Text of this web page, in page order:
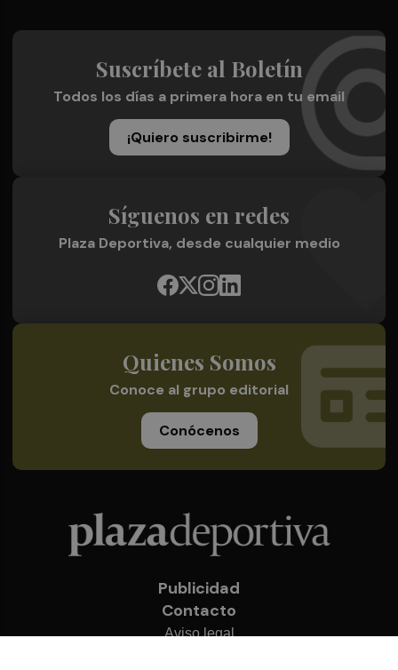
Suscríbete al Boletín
Todos los días a primera hora en tu email
¡Quiero suscribirme!
Síguenos en redes
Plaza Deportiva, desde cualquier medio
Quienes Somos
Conoce al grupo editorial
Conócenos
Publicidad
Contacto
Aviso legal